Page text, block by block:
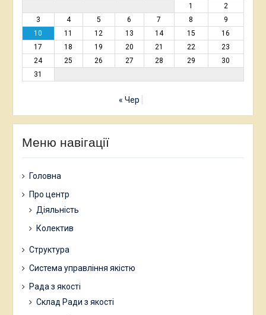
1
2
3
4 5 6 7 8
9
10
11 12 13 14 15
16
17
18 19 20 21 22
23
24
25 26 27 28 29
30
31
« Чер
Меню навігації
Головна
Про центр
Діяльність
Колектив
Структура
Система управління якістю
Рада з якості
Склад Ради з якості